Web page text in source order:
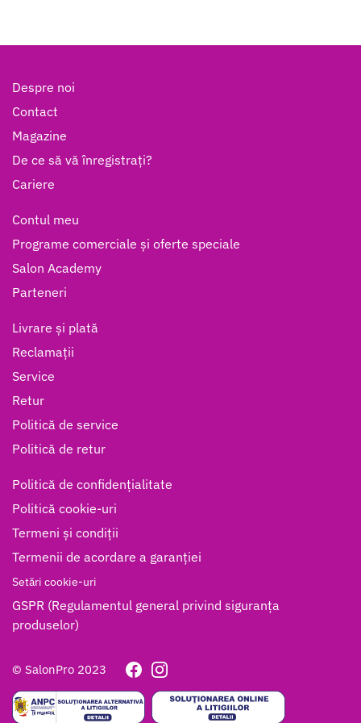
Despre noi
Contact
Magazine
De ce să vă înregistrați?
Cariere
Contul meu
Programe comerciale și oferte speciale
Salon Academy
Parteneri
Livrare și plată
Reclamații
Service
Retur
Politică de service
Politică de retur
Politică de confidențialitate
Politică cookie-uri
Termeni și condiții
Termenii de acordare a garanției
Setări cookie-uri
GSPR (Regulamentul general privind siguranța
produselor)
© SalonPro 2023